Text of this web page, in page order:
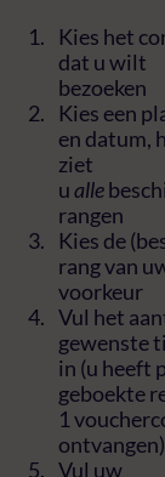
Kies het
dat u wilt
bezoeken
Kies een
en datum,
ziet
ualle
rangen
Kies de
rang van
voorkeur
Vul het
gewenste
in (u heeft
geboekte
1
ontvangen)
Vul uw